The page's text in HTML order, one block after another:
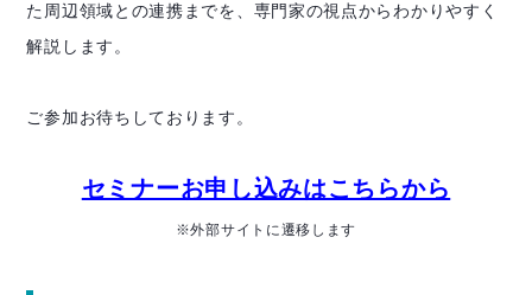
た周辺領域との連携までを、専門家の視点からわかりやすく
解説します。
ご参加お待ちしております。
セミナーお申し込みはこちらから
※外部サイトに遷移します